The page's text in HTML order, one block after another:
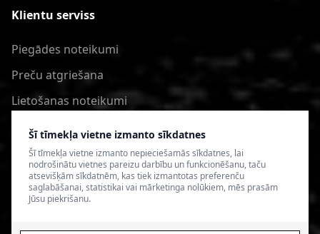
Šī tīmekļa vietne izmanto sīkdatnes
Šī tīmekļa vietne izmanto nepieciešamās sīkdatnes, lai
nodrošinātu vietnes pareizu darbību un funkcionēšanu, taču
atsevišķām sīkdatnēm, kas tiek izmantotas preferenču
saglabāšanai, statistikai vai mārketinga nolūkiem, mēs prasām
Jūsu piekrišanu.
Klientu serviss
Piegādes noteikumi
Preču atgriešana
Lietošanas noteikumi
Privātuma politika